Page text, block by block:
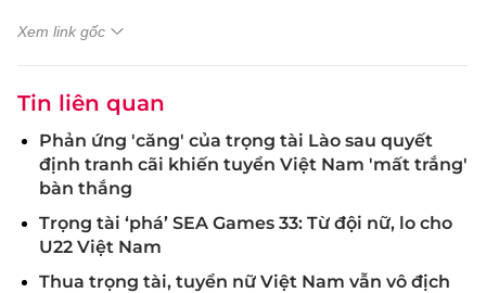
Xem link gốc
Tin liên quan
Phản ứng 'căng' của trọng tài Lào sau quyết
định tranh cãi khiến tuyển Việt Nam 'mất trắng'
bàn thắng
Trọng tài ‘phá’ SEA Games 33: Từ đội nữ, lo cho
U22 Việt Nam
Thua trọng tài, tuyển nữ Việt Nam vẫn vô địch